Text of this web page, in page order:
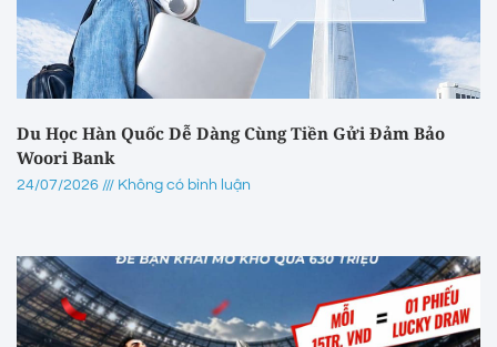
Du Học Hàn Quốc Dễ Dàng Cùng Tiền Gửi Đảm Bảo
Woori Bank
24/07/2026 Không có bình luận